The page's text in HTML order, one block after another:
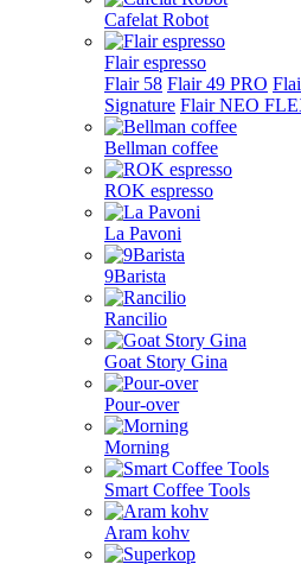
Cafelat Robot
Flair espresso
Flair 58 Flair 49 PRO
Signature Flair NEO
Bellman coffee
ROK espresso
La Pavoni
9Barista
Rancilio
Goat Story Gina
Pour-over
Morning
Smart Coffee Tools
Aram kohv